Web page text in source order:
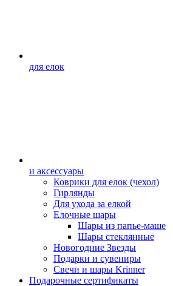
для елок
и аксессуары
Коврики для елок (чехол)
Гирлянды
Для ухода за елкой
Елочные шары
Шары из папье-маше
Шары стеклянные
Новогодние Звезды
Подарки и сувениры
Свечи и шары Krinner
Подарочные сертификаты